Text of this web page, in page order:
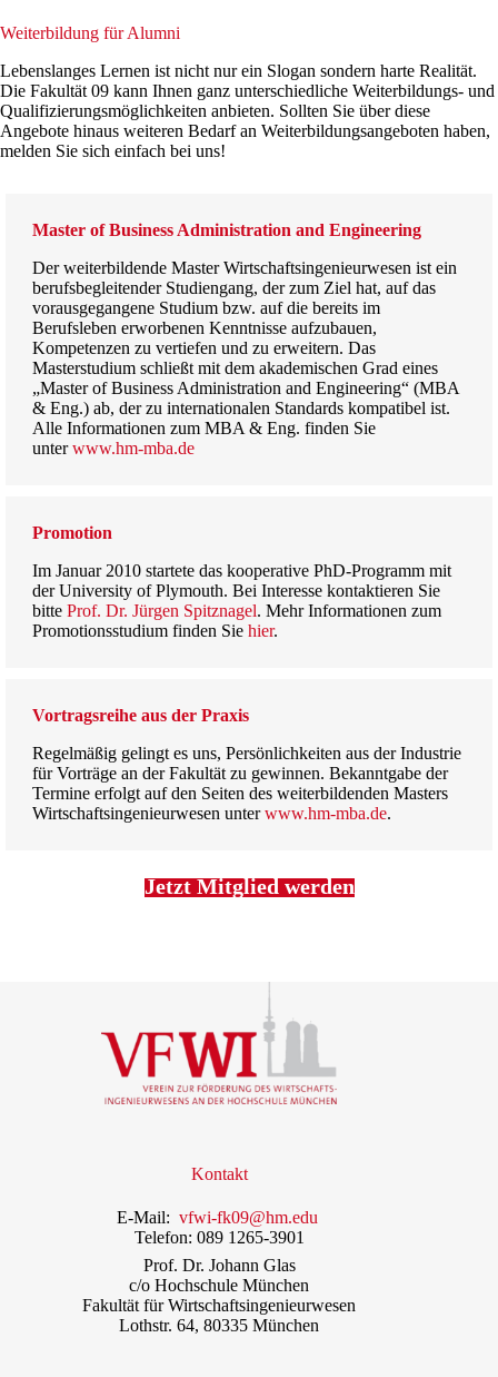
Weiterbildung für Alumni
Lebenslanges Lernen ist nicht nur ein Slogan sondern harte Realität.
Die Fakultät 09 kann Ihnen ganz unterschiedliche Weiterbildungs- und
Qualifizierungsmöglichkeiten anbieten. Sollten Sie über diese
Angebote hinaus weiteren Bedarf an Weiterbildungsangeboten haben,
melden Sie sich einfach bei uns!
Master of Business Administration and Engineering
Der weiterbildende Master Wirtschaftsingenieurwesen ist ein
berufsbegleitender Studiengang, der zum Ziel hat, auf das
vorausgegangene Studium bzw. auf die bereits im
Berufsleben erworbenen Kenntnisse aufzubauen,
Kompetenzen zu vertiefen und zu erweitern. Das
Masterstudium schließt mit dem akademischen Grad eines
„Master of Business Administration and Engineering“ (MBA
& Eng.) ab, der zu internationalen Standards kompatibel ist.
Alle Informationen zum MBA & Eng. finden Sie
unterwww.hm-mba.de
Promotion
Im Januar 2010 startete das kooperative PhD-Programm mit
der University of Plymouth. Bei Interesse kontaktieren Sie
bitte Prof. Dr. Jürgen Spitznagel. Mehr Informationen zum
Promotionsstudium finden Sie hier.
Vortragsreihe aus der Praxis
Regelmäßig gelingt es uns, Persönlichkeiten aus der Industrie
für Vorträge an der Fakultät zu gewinnen. Bekanntgabe der
Termine erfolgt auf den Seiten des weiterbildenden Masters
Wirtschaftsingenieurwesen unterwww.hm-mba.de.
Jetzt Mitglied werden
Kontakt
E-Mail: vfwi-fk09@hm.edu
Telefon: 089 1265-3901
Prof. Dr. Johann Glas
c/o Hochschule München
Fakultät für Wirtschaftsingenieurwesen
Lothstr. 64, 80335 München